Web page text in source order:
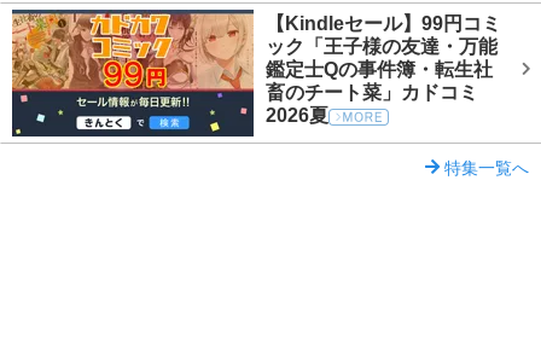
【Kindleセール】99円コミ
ック「王子様の友達・万能
鑑定士Qの事件簿・転生社
畜のチート菜」カドコミ
2026夏
特集一覧へ